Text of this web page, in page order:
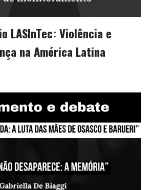
LASInTec: Violência e
na América Latina